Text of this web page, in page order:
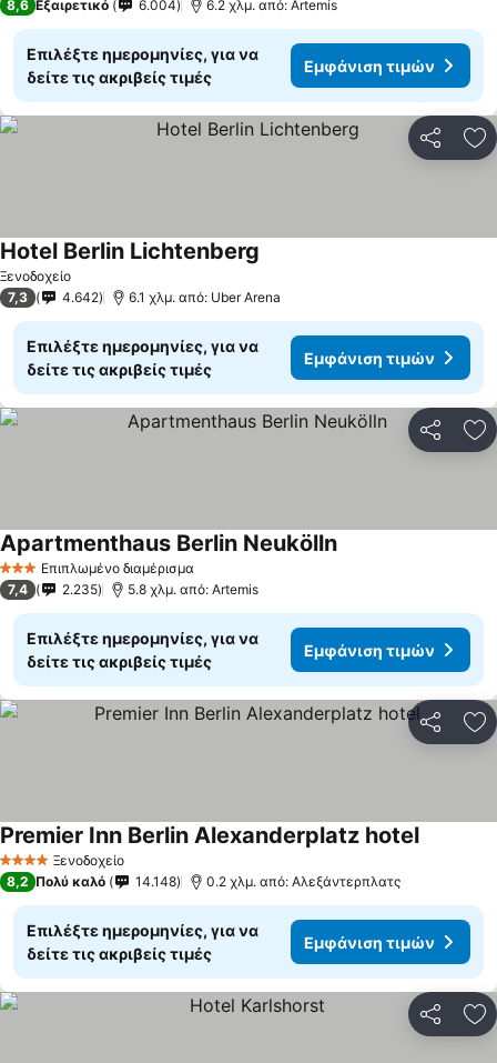
8,6 Εξαιρετικό 6.004 6.2 χλμ. από: Artemis
Επιλέξτε ημερομηνίες, για να
δείτε τις ακριβείς τιμές
Εμφάνιση τιμών
Ξενοδοχείο
Hotel Berlin Lichtenberg
7,3 4.642 6.1 χλμ. από: Uber Arena
Επιλέξτε ημερομηνίες, για να
δείτε τις ακριβείς τιμές
Εμφάνιση τιμών
3 ΑστέριαΕπιπλωμένο διαμέρισμα
Apartmenthaus Berlin Neukölln
7,4 2.235 5.8 χλμ. από: Artemis
Επιλέξτε ημερομηνίες, για να
δείτε τις ακριβείς τιμές
Εμφάνιση τιμών
4 ΑστέριαΞενοδοχείο
Premier Inn Berlin Alexanderplatz hotel
8,2 Πολύ καλό 14.148 0.2 χλμ. από: Αλεξάντερπλατς
Επιλέξτε ημερομηνίες, για να
δείτε τις ακριβείς τιμές
Εμφάνιση τιμών